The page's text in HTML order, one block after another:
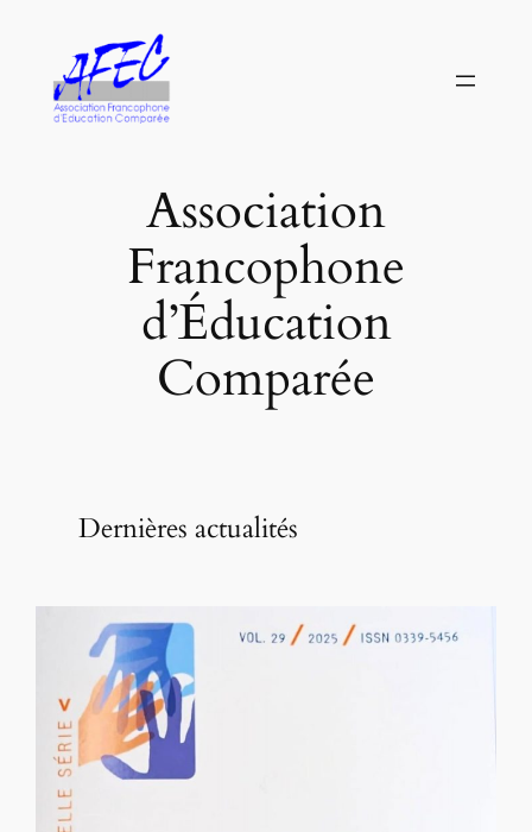
contenu
Association
Francophone
d’Éducation
Comparée
Dernières actualités